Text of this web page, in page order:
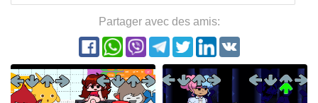
Partager avec des amis: